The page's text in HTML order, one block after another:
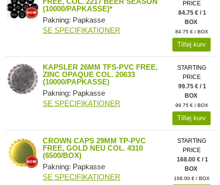
(10000/PAPKASSE)*
Pakning: Papkasse
SE SPECIFIKATIONER
PRICE
84.75 € / 1
BOX
84.75 € / BOX
Tilføj kurv
KAPSLER 26MM TFS-PVC FREE,
ZINC OPAQUE COL. 20633
(10000/PAPKASSE)
Pakning: Papkasse
SE SPECIFIKATIONER
STARTING
PRICE
99.75 € / 1
BOX
99.75 € / BOX
Tilføj kurv
CROWN CAPS 29MM TP-PVC
FREE, GOLD NEU COL. 4310
(6500/BOX)
Pakning: Papkasse
SE SPECIFIKATIONER
STARTING
PRICE
168.00 € / 1
BOX
168.00 € / BOX